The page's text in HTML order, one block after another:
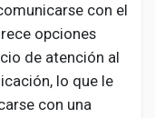
con el
opciones
de atención al
lo que le
con una